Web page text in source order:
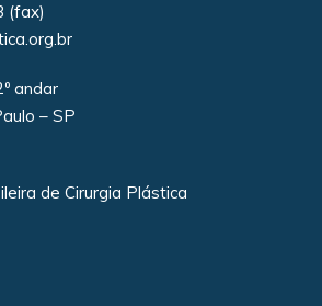
(fax)
andar
– SP
de Cirurgia Plástica